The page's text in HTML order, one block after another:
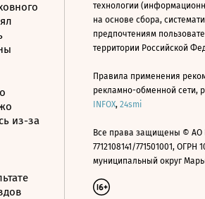
из-за
технологии
на основе сбора,
предпочтениям
территории Российской
Правила применения
рекламно-обменной сети,
INFOX, 24smi
Все права защищены ©
7712108141/771501001, ОГРН
муниципальный округ